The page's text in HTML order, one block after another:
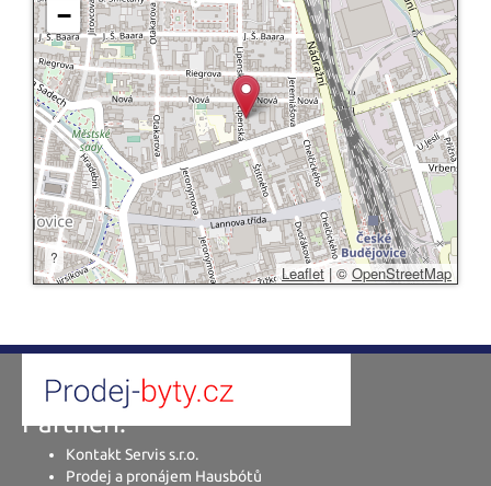
−
?
Leaflet | © OpenStreetMap
Partneři:
Kontakt Servis s.r.o.
Prodej a pronájem Hausbótů